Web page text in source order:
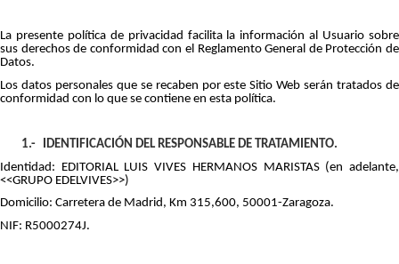
La presente política de privacidad facilita la información al Usuario sobre
sus derechos de conformidad con el Reglamento General de Protección de
Datos.
Los datos personales que se recaben por este Sitio Web serán tratados de
conformidad con lo que se contiene en esta política.
1.-
IDENTIFICACIÓN DEL RESPONSABLE DE TRATAMIENTO.
Identidad: EDITORIAL LUIS VIVES HERMANOS MARISTAS (en adelante,
<<GRUPO EDELVIVES>>)
Domicilio: Carretera de Madrid, Km 315,600, 50001-Zaragoza.
NIF: R5000274J.